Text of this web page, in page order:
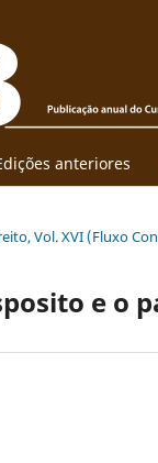
anteriores
Vol. XVI (Fluxo
e o